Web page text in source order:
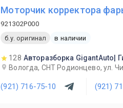
Моторчик корректора
921302P000
б.у. оригинал
в наличии
128 Авторазборка GigantAuto|
Вологда, СНТ Родионцево, ул.
(921) 716-75-10 (921)